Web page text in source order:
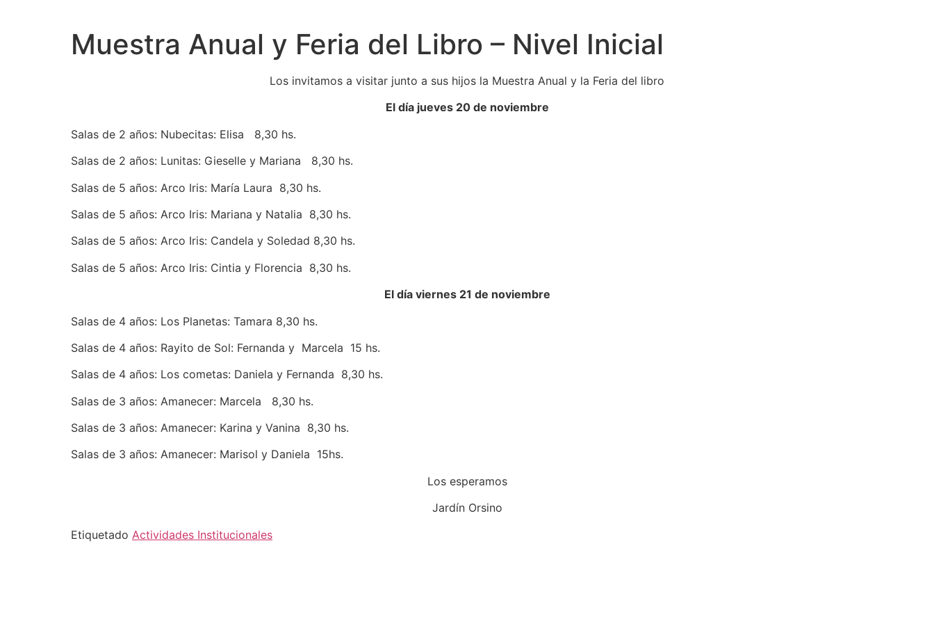
Muestra Anual y Feria del Libro – Nivel Inicial
Los invitamos a visitar junto a sus hijos la Muestra Anual y la Feria del libro
El día jueves 20 de noviembre
Salas de 2 años: Nubecitas: Elisa 8,30 hs.
Salas de 2 años: Lunitas: Gieselle y Mariana 8,30 hs.
Salas de 5 años: Arco Iris: María Laura 8,30 hs.
Salas de 5 años: Arco Iris: Mariana y Natalia 8,30 hs.
Salas de 5 años: Arco Iris: Candela y Soledad 8,30 hs.
Salas de 5 años: Arco Iris: Cintia y Florencia 8,30 hs.
El día viernes 21 de noviembre
Salas de 4 años: Los Planetas: Tamara 8,30 hs.
Salas de 4 años: Rayito de Sol: Fernanda y Marcela 15 hs.
Salas de 4 años: Los cometas: Daniela y Fernanda 8,30 hs.
Salas de 3 años: Amanecer: Marcela 8,30 hs.
Salas de 3 años: Amanecer: Karina y Vanina 8,30 hs.
Salas de 3 años: Amanecer: Marisol y Daniela 15hs.
Los esperamos
Jardín Orsino
Etiquetado Actividades Institucionales